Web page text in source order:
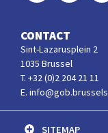
CONTACT
Sint-Lazarusplein 2
1035 Brussel
T. +32 (0)2 204 21 11
E. info@gob.brussels
SITEMAP